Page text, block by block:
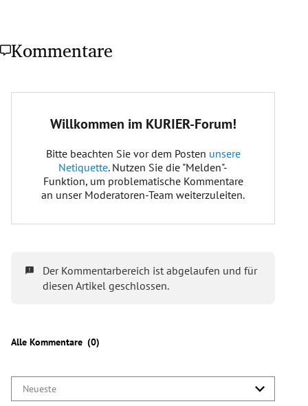
Kommentare